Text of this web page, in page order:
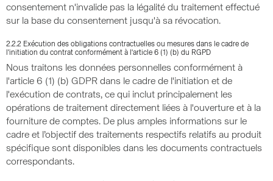
consentement n'invalide pas la légalité du traitement effectué
sur la base du consentement jusqu'à sa révocation.
2.2.2 Exécution des obligations contractuelles ou mesures dans le cadre de
l'initiation du contrat conformément à l'article 6 (1) (b) du RGPD
Nous traitons les données personnelles conformément à
l'article 6 (1) (b) GDPR dans le cadre de l'initiation et de
l'exécution de contrats, ce qui inclut principalement les
opérations de traitement directement liées à l'ouverture et à la
fourniture de comptes. De plus amples informations sur le
cadre et l’objectif des traitements respectifs relatifs au produit
spécifique sont disponibles dans les documents contractuels
correspondants.